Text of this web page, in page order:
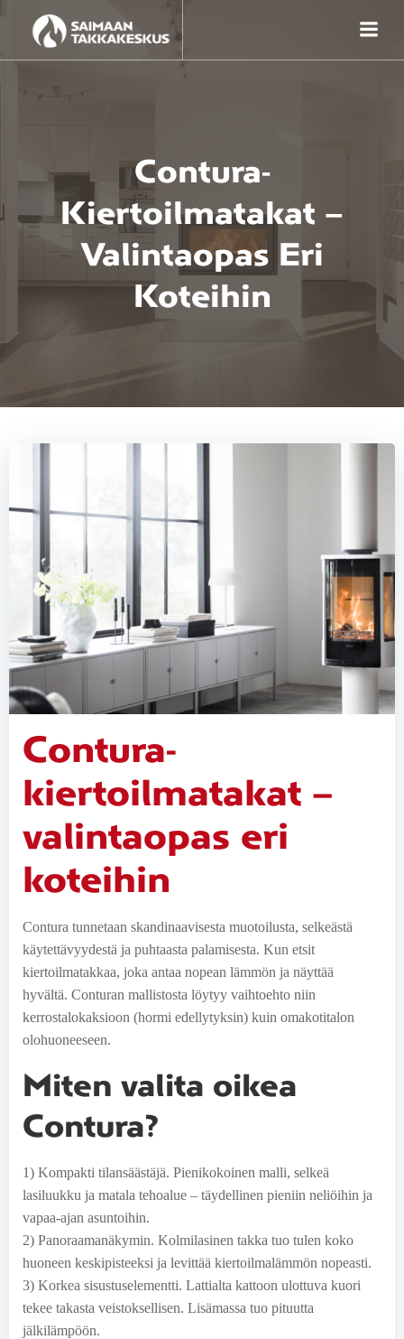
Contura-
Kiertoilmatakat –
Valintaopas Eri
Koteihin
Contura-
kiertoilmatakat –
valintaopas eri
koteihin
Contura tunnetaan skandinaavisesta muotoilusta, selkeästä
käytettävyydestä ja puhtaasta palamisesta. Kun etsit
kiertoilmatakkaa, joka antaa nopean lämmön ja näyttää
hyvältä. Conturan mallistosta löytyy vaihtoehto niin
kerrostalokaksioon (hormi edellytyksin) kuin omakotitalon
olohuoneeseen.
Miten valita oikea
Contura?
1) Kompakti tilansäästäjä. Pienikokoinen malli, selkeä
lasiluukku ja matala tehoalue – täydellinen pieniin neliöihin ja
vapaa-ajan asuntoihin.
2) Panoraamanäkymin. Kolmilasinen takka tuo tulen koko
huoneen keskipisteeksi ja levittää kiertoilmalämmön nopeasti.
3) Korkea sisustuselementti. Lattialta kattoon ulottuva kuori
tekee takasta veistoksellisen. Lisämassa tuo pituutta
jälkilämpöön.